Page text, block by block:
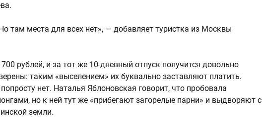
там места для всех нет», — добавляет туристка из Москвы
рублей, и за тот же 10-дневный отпуск получится довольно
таким «выселением» их буквально заставляют платить.
нет. Наталья Яблоновская говорит, что пробовала
но к ней тут же «прибегают загорелые парни» и выдворяют с
земли.